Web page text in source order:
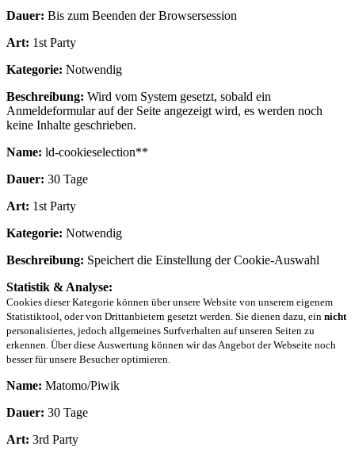
Dauer: Bis zum Beenden der Browsersession
Art: 1st Party
Kategorie: Notwendig
Beschreibung: Wird vom System gesetzt, sobald ein
Anmeldeformular auf der Seite angezeigt wird, es werden noch
keine Inhalte geschrieben.
Name: ld-cookieselection**
Dauer: 30 Tage
Art: 1st Party
Kategorie: Notwendig
Beschreibung: Speichert die Einstellung der Cookie-Auswahl
Statistik & Analyse:
Cookies dieser Kategorie können über unsere Website von unserem eigenem
Statistiktool, oder von Drittanbietern gesetzt werden. Sie dienen dazu, ein nicht
personalisiertes, jedoch allgemeines Surfverhalten auf unseren Seiten zu
erkennen. Über diese Auswertung können wir das Angebot der Webseite noch
besser für unsere Besucher optimieren.
Name: Matomo/Piwik
Dauer: 30 Tage
Art: 3rd Party